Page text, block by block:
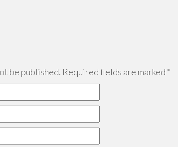
be published. Required fields are marked *